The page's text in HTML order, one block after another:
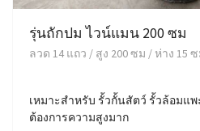
รุ่นถักปม ไวน์แมน 200 ซม
ลวด 14 แถว / สูง 200 ซม / ห่าง 15
เหมาะสำหรับ รั้วกั้นสัตว์ รั้วล้อมแ
ต้องการความสูงมาก